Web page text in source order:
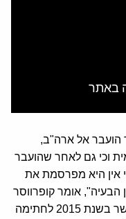
הועבר אל ארה"ב,
וכי גם לאחר שהועבר
אין היא מפרסמת את
הבעיה", אומר קופרווסר
וממשיך כי אמנו, הוא זה שנתן את ההכשר בשנת 2015 לחתימה